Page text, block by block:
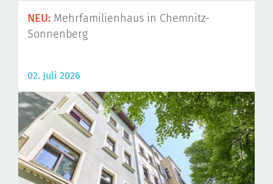
NEU: Mehrfamilienhaus in Chemnitz-
Sonnenberg
02. Juli 2026